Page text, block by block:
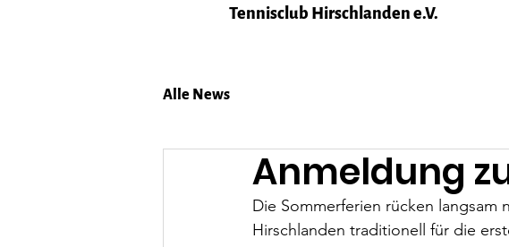
Tennisclub Hirschlanden e.V.
Alle News
Anmeldung
Die Sommerferien rücken langsam
Hirschlanden traditionell für die